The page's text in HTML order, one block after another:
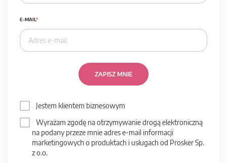
E-MAIL
ZAPISZ MNIE
Jestem klientem biznesowym
Wyrażam zgodę na otrzymywanie drogą elektroniczną
na podany przeze mnie adres e-mail informacji
marketingowych o produktach i usługach od Prosker Sp.
z o.o.